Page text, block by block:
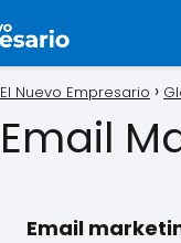
El Nuevo Empresario
Email
Email